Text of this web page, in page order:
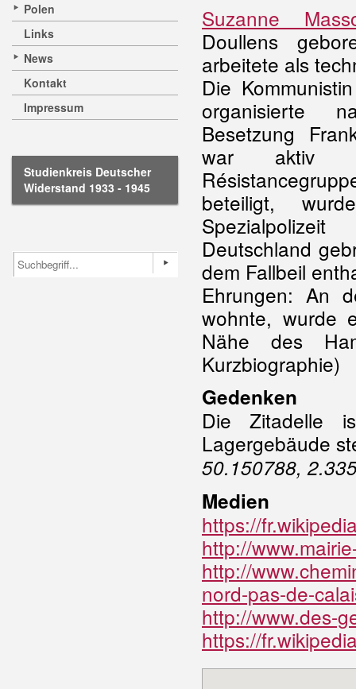
Polen
Links
News
Kontakt
Impressum
Studienkreis Deutscher
Widerstand 1933 - 1945
Suzanne
Doullens
arbeitete als
Die
organisierte
Besetzung
war aktiv
beteiligt,
Deutschland
dem Fallbeil
Ehrungen: An
wohnte, wurde
Nähe des
Kurzbiographie)
Gedenken
Die Zitadelle
Lagergebäude
50.150788,
Medien
https://
http://
http://
nord-pas-de-
http://www.des-
https://